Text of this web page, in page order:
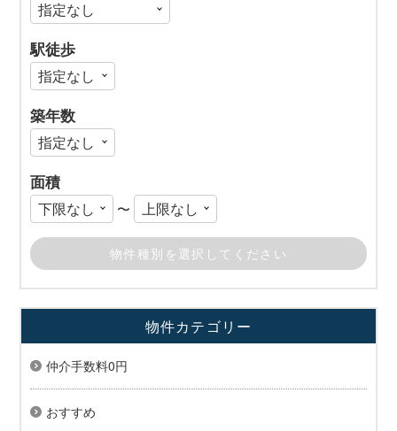
駅徒歩
築年数
面積
〜
物件カテゴリー
仲介手数料0円
おすすめ